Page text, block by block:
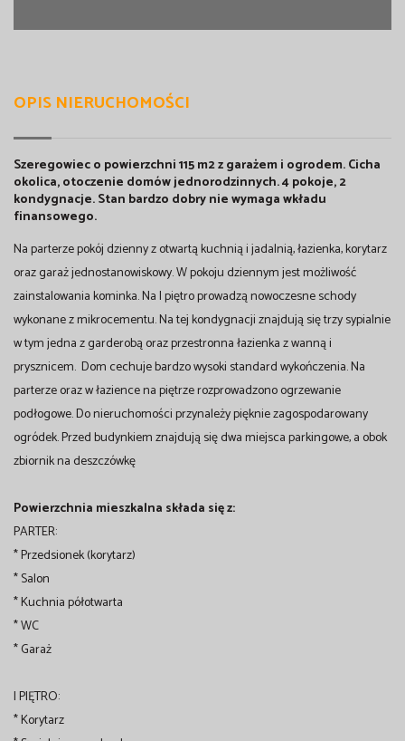
OPIS NIERUCHOMOŚCI
Szeregowiec o powierzchni 115 m2 z garażem i ogrodem. Cicha
okolica, otoczenie domów jednorodzinnych. 4 pokoje, 2
kondygnacje. Stan bardzo dobry nie wymaga wkładu
finansowego.
Na parterze pokój dzienny z otwartą kuchnią i jadalnią, łazienka, korytarz
oraz garaż jednostanowiskowy. W pokoju dziennym jest możliwość
zainstalowania kominka. Na I piętro prowadzą nowoczesne schody
wykonane z mikrocementu. Na tej kondygnacji znajdują się trzy sypialnie
w tym jedna z garderobą oraz przestronna łazienka z wanną i
prysznicem. Dom cechuje bardzo wysoki standard wykończenia. Na
parterze oraz w łazience na piętrze rozprowadzono ogrzewanie
podłogowe. Do nieruchomości przynależy pięknie zagospodarowany
ogródek. Przed budynkiem znajdują się dwa miejsca parkingowe, a obok
zbiornik na deszczówkę
Powierzchnia mieszkalna składa się z:
PARTER:
* Przedsionek (korytarz)
* Salon
* Kuchnia półotwarta
* WC
* Garaż
I PIĘTRO:
* Korytarz